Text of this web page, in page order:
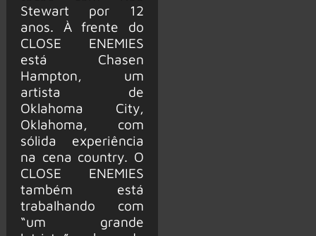
Stewart por 12
anos. À frente do
CLOSE ENEMIES
está Chasen
Hampton, um
artista de
Oklahoma City,
Oklahoma, com
sólida experiência
na cena country. O
CLOSE ENEMIES
também está
trabalhando com
“um grande